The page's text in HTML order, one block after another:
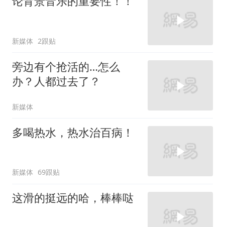
新媒体 2跟贴
旁边有个抢活的…怎么
办？人都过去了？
新媒体
多喝热水，热水治百病！
新媒体 69跟贴
这滑的挺远的哈，棒棒哒